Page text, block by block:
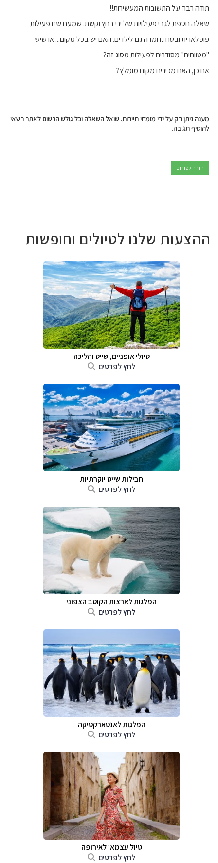
תודה רבה על התשובות המעשירות!!
שאלה נוספת לגבי פעילויות של ירי בחץ וקשת. שמענו שזו פעילות
פופלארית ובטח נחמדה גם לילדים. האם יש בכל מקום... או שיש
"מטווחים" מסודרים לפעילות מסוג זה?
אם כן, האם מכירים מקום מומלץ?
מענה ניתן רק על ידי מומחי תיירות. שואל השאלה וכל גולש הרשום לאתר רשאי
להוסיף תגובה.
חזרה לפורום
ההצעות שלנו לטיולים וחופשות
טיולי אופניים, שייט והליכה
לחץ לפרטים
חבילות שייט יוקרתיות
לחץ לפרטים
הפלגות לארצות הקוטב הצפוני
לחץ לפרטים
הפלגות לאנטארקטיקה
לחץ לפרטים
טיול עצמאי לאירופה
לחץ לפרטים